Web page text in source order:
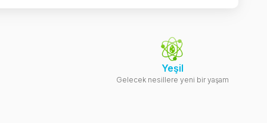
Yeşil
Gelecek nesillere yeni bir yaşam